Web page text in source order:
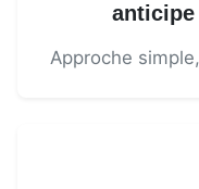
Approche